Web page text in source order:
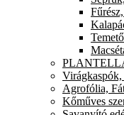
Agrofólia,
Kőműves